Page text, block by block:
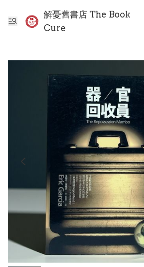
解憂舊書店 The Book
Cure